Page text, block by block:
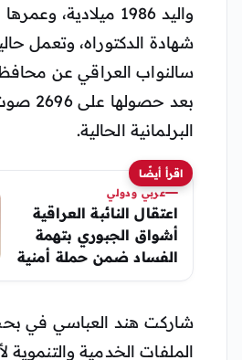
شهادة الدكتوراه، وتعمل
سالنواب العراقي عن
بعد
البرلمانية الحالية.
اقرأ أيضًا
عربي ودولي
اعتقال النائبة العراقية
أشواق الجبوري بتهمة
الفساد ضمن حملة أمنية
في بغداد
شاركت هند العباسي في
الملفات الخدمية